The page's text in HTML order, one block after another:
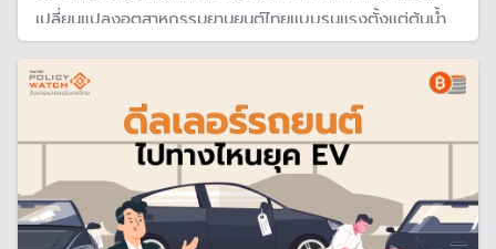
เปลี่ยนแปลงอุตสาหกรรมยานยนต์ไทยแบบรุนแรงตั้งแต่ต้นน้ำ
จนถึงปลายน้ำ เนื่องจากฐานผลิตในประเทศยังเป็นรถสันดาป
เอฟทีเอเอื้อรถอีวีจีนนำเข้าราคาถูก และไทยยังไม่มีแหล่งแร่
สำคัญที่ใช้ผลิตแบตเตอรี่